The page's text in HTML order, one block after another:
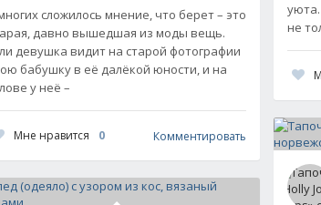
сложилось мнение, что берет – это
давно вышедшая из моды вещь.
девушка видит на старой фотографии
бабушку в её далёкой юности, и на
у неё –
Мне нравится 0 Комментировать
не